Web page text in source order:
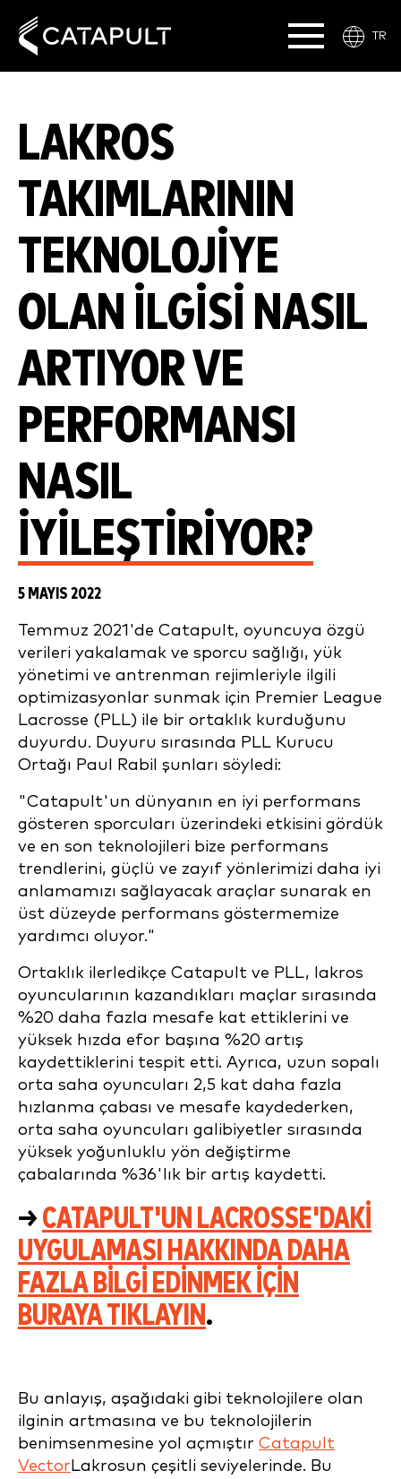
TR
LAKROS
TAKIMLARININ
TEKNOLOJIYE
OLAN ILGISI NASIL
ARTIYOR VE
PERFORMANSI
NASIL
IYILEŞTIRIYOR?
5 MAYIS 2022
Temmuz 2021'de Catapult, oyuncuya özgü
verileri yakalamak ve sporcu sağlığı, yük
yönetimi ve antrenman rejimleriyle ilgili
optimizasyonlar sunmak için Premier League
Lacrosse (PLL) ile bir ortaklık kurduğunu
duyurdu. Duyuru sırasında PLL Kurucu
Ortağı Paul Rabil şunları söyledi:
"Catapult'un dünyanın en iyi performans
gösteren sporcuları üzerindeki etkisini gördük
ve en son teknolojileri bize performans
trendlerini, güçlü ve zayıf yönlerimizi daha iyi
anlamamızı sağlayacak araçlar sunarak en
üst düzeyde performans göstermemize
yardımcı oluyor."
Ortaklık ilerledikçe Catapult ve PLL, lakros
oyuncularının kazandıkları maçlar sırasında
%20 daha fazla mesafe kat ettiklerini ve
yüksek hızda efor başına %20 artış
kaydettiklerini tespit etti. Ayrıca, uzun sopalı
orta saha oyuncuları 2,5 kat daha fazla
hızlanma çabası ve mesafe kaydederken,
orta saha oyuncuları galibiyetler sırasında
yüksek yoğunluklu yön değiştirme
çabalarında %36'lık bir artış kaydetti.
→ CATAPULT'UN LACROSSE'DAKI
UYGULAMASI HAKKINDA DAHA
FAZLA BILGI EDINMEK IÇIN
BURAYA TIKLAYIN.
Bu anlayış, aşağıdaki gibi teknolojilere olan
ilginin artmasına ve bu teknolojilerin
benimsenmesine yol açmıştır Catapult
VectorLakrosun çeşitli seviyelerinde. Bu